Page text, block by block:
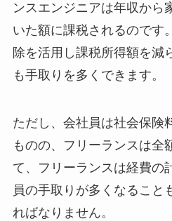
ンスエンジニアは年収から
いた額に課税されるのです
除を活用し課税所得額を減
も手取りを多くできます。
ただし、会社員は社会保険
ものの、フリーランスは全
て、フリーランスは経費の
員の手取りが多くなること
ればなりません。